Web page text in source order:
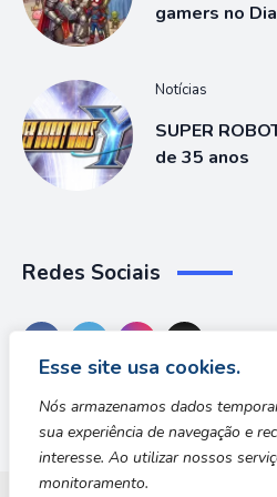
Esse site usa cookies.
Nós armazenamos dados
sua experiência de navegação e
interesse. Ao utilizar nossos
monitoramento.
gamers no
Notícias
SUPER
de 35 anos
Redes Sociais